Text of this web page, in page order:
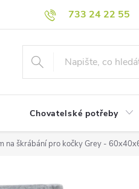
733 24 22 55
Chovatelské potřeby
na škrábání pro kočky Grey -